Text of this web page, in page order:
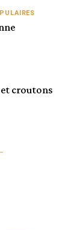
et croutons